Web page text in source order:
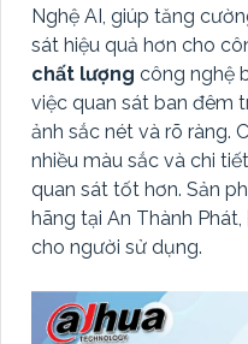
Nghệ AI, giúp tăng
sát hiệu quả hơn cho
chất lượng công nghệ
việc quan sát ban đêm
ảnh sắc nét và rõ ràng.
nhiều màu sắc và chi
quan sát tốt hơn. Sản
hãng tại An Thành
cho người sử dụng.